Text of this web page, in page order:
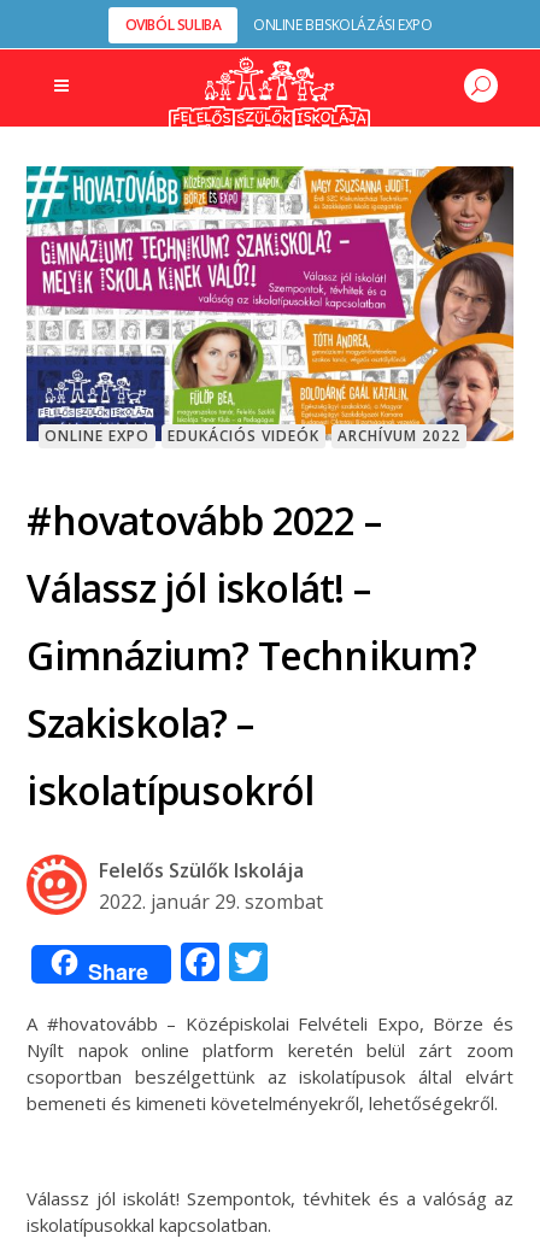
OVIBÓL SULIBA ONLINE BEISKOLÁZÁSI EXPO
ONLINE EXPO EDUKÁCIÓS VIDEÓK ARCHÍVUM 2022
#hovatovább 2022 –
Válassz jól iskolát! –
Gimnázium? Technikum?
Szakiskola? –
iskolatípusokról
Felelős Szülők Iskolája
2022. január 29. szombat
Share Facebook
A #hovatovább – Középiskolai Felvételi Expo, Börze és
Nyílt napok online platform keretén belül zárt zoom
csoportban beszélgettünk az iskolatípusok által elvárt
bemeneti és kimeneti követelményekről, lehetőségekről.
Válassz jól iskolát! Szempontok, tévhitek és a valóság az
iskolatípusokkal kapcsolatban.